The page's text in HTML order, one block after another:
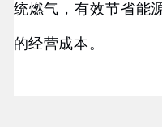
统燃气，有效节省能
的经营成本。